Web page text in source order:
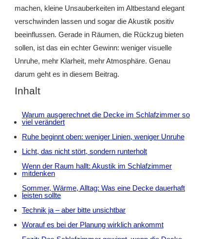
machen, kleine Unsauberkeiten im Altbestand elegant
verschwinden lassen und sogar die Akustik positiv
beeinflussen. Gerade in Räumen, die Rückzug bieten
sollen, ist das ein echter Gewinn: weniger visuelle
Unruhe, mehr Klarheit, mehr Atmosphäre. Genau
darum geht es in diesem Beitrag.
Inhalt
Warum ausgerechnet die Decke im Schlafzimmer so
viel verändert
Ruhe beginnt oben: weniger Linien, weniger Unruhe
Licht, das nicht stört, sondern runterholt
Wenn der Raum hallt: Akustik im Schlafzimmer
mitdenken
Sommer, Wärme, Alltag: Was eine Decke dauerhaft
leisten sollte
Technik ja – aber bitte unsichtbar
Worauf es bei der Planung wirklich ankommt